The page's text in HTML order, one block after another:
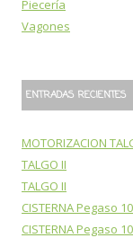
Piecería
Vagones
ENTRADAS RECIENTES
MOTORIZACION
TALGO II
TALGO II
CISTERNA Pegaso
CISTERNA Pegaso